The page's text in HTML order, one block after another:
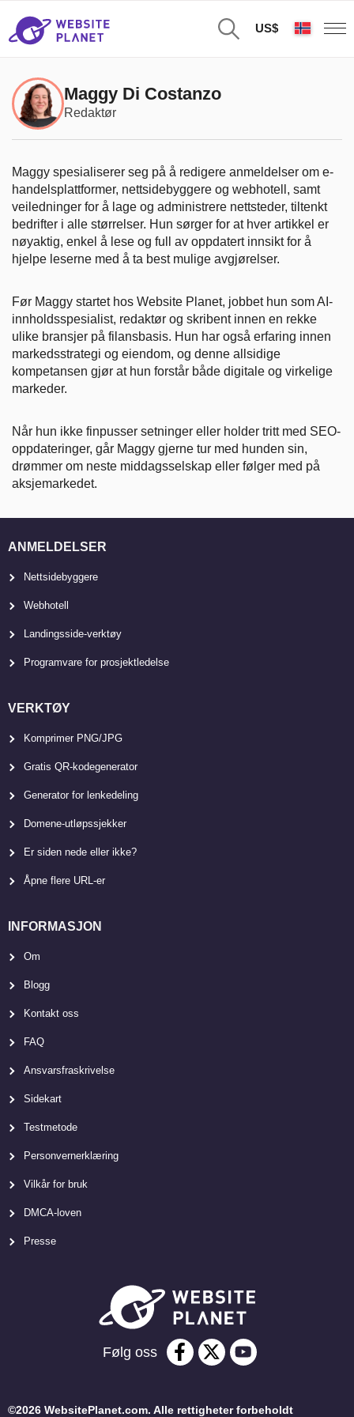
US$
Maggy Di Costanzo
Redaktør
Maggy spesialiserer seg på å redigere anmeldelser om e-
handelsplattformer, nettsidebyggere og webhotell, samt
veiledninger for å lage og administrere nettsteder, tiltenkt
bedrifter i alle størrelser. Hun sørger for at hver artikkel er
nøyaktig, enkel å lese og full av oppdatert innsikt for å
hjelpe leserne med å ta best mulige avgjørelser.
Før Maggy startet hos Website Planet, jobbet hun som AI-
innholdsspesialist, redaktør og skribent innen en rekke
ulike bransjer på filansbasis. Hun har også erfaring innen
markedsstrategi og eiendom, og denne allsidige
kompetansen gjør at hun forstår både digitale og virkelige
markeder.
Når hun ikke finpusser setninger eller holder tritt med SEO-
oppdateringer, går Maggy gjerne tur med hunden sin,
drømmer om neste middagsselskap eller følger med på
aksjemarkedet.
ANMELDELSER
Nettsidebyggere
Webhotell
Landingsside-verktøy
Programvare for prosjektledelse
VERKTØY
Komprimer PNG/JPG
Gratis QR-kodegenerator
Generator for lenkedeling
Domene-utløpssjekker
Er siden nede eller ikke?
Åpne flere URL-er
INFORMASJON
Om
Blogg
Kontakt oss
FAQ
Ansvarsfraskrivelse
Sidekart
Testmetode
Personvernerklæring
Vilkår for bruk
DMCA-loven
Presse
Følg oss
©2026 WebsitePlanet.com. Alle rettigheter forbeholdt